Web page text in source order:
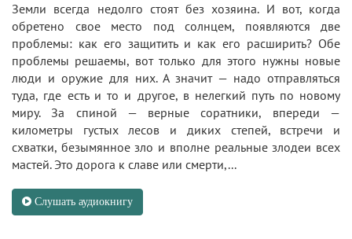
Земли всегда недолго стоят без хозяина. И вот, когда
обретено свое место под солнцем, появляются две
проблемы: как его защитить и как его расширить? Обе
проблемы решаемы, вот только для этого нужны новые
люди и оружие для них. А значит — надо отправляться
туда, где есть и то и другое, в нелегкий путь по новому
миру. За спиной — верные соратники, впереди —
километры густых лесов и диких степей, встречи и
схватки, безымянное зло и вполне реальные злодеи всех
мастей. Это дорога к славе или смерти,...
Слушать аудиокнигу